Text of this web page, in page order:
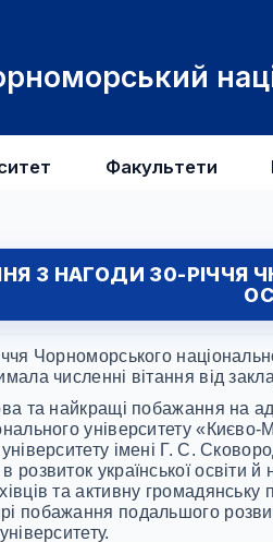
Факультети
З НАГОДИ 30-РІЧЧЯ
Чорноморського
численні вітання від
та найкращі побажання на
університету
університету імені Г. С.
розвиток української освіти
та активну громадянську
побажання подальшого